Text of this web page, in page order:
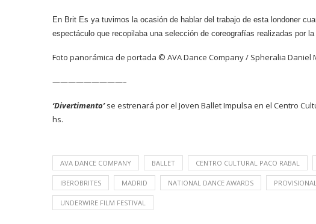
En Brit Es ya tuvimos la ocasión de hablar del trabajo de esta londoner
espectáculo que recopilaba una selección de coreografías realizadas por
Foto panorámica de portada © AVA Dance Company / Spheralia Daniel
—————————–
‘Divertimento’se estrenará por el Joven Ballet Impulsa en el Centro
hs.
AVA DANCE COMPANY BALLET CENTRO CULTURAL PACO RABAL
IBEROBRITES MADRID NATIONAL DANCE AWARDS
UNDERWIRE FILM FESTIVAL